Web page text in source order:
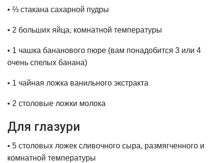
• ⅔ стакана сахарной пудры
• 2 больших яйца, комнатной температуры
• 1 чашка бананового пюре (вам понадобится 3 или 4
очень спелых банана)
• 1 чайная ложка ванильного экстракта
• 2 столовые ложки молока
Для глазури
• 5 столовых ложек сливочного сыра, размягченного и
комнатной температуры